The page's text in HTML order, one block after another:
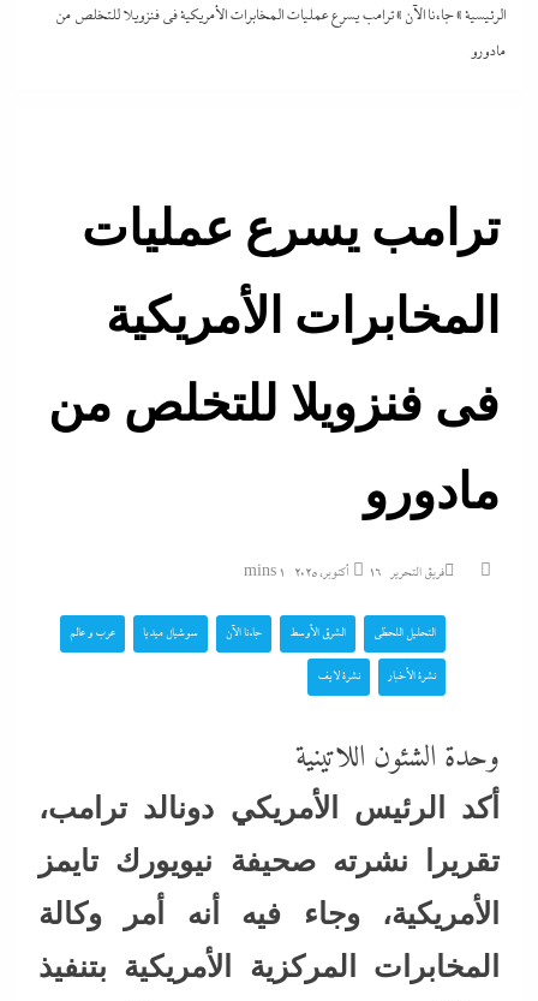
الرئيسية»جاءنا الآن »ترامب يسرع عمليات المخابرات الأمريكية فى فنزويلا للتخلص من
مادورو
ترامب يسرع عمليات
المخابرات الأمريكية
فى فنزويلا للتخلص من
مادورو
فريق التحرير 16 أكتوبر، 2025 1 mins
التحليل اللحظي الشرق الأوسط جاءنا الآن سوشيال ميديا عرب و عالم
نشرة الأخبار نشرة لايف
وحدة الشئون اللاتينية
أكد الرئيس الأمريكي دونالد ترامب،
تقريرا نشرته صحيفة نيويورك تايمز
الأمريكية، وجاء فيه أنه أمر وكالة
المخابرات المركزية الأمريكية بتنفيذ